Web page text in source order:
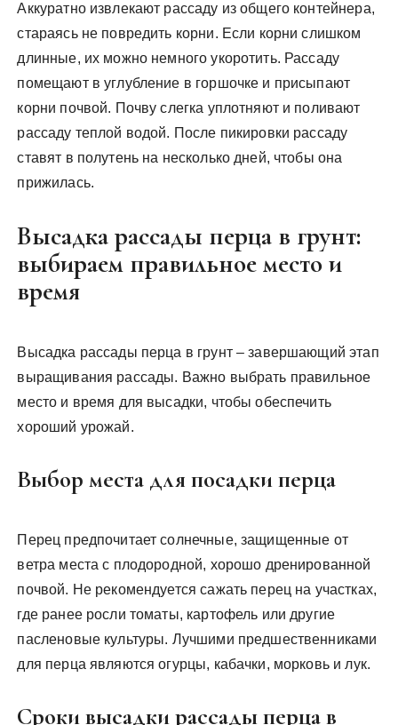
Аккуратно извлекают рассаду из общего контейнера,
стараясь не повредить корни. Если корни слишком
длинные, их можно немного укоротить. Рассаду
помещают в углубление в горшочке и присыпают
корни почвой. Почву слегка уплотняют и поливают
рассаду теплой водой. После пикировки рассаду
ставят в полутень на несколько дней, чтобы она
прижилась.
Высадка рассады перца в грунт:
выбираем правильное место и
время
Высадка рассады перца в грунт – завершающий этап
выращивания рассады. Важно выбрать правильное
место и время для высадки, чтобы обеспечить
хороший урожай.
Выбор места для посадки перца
Перец предпочитает солнечные, защищенные от
ветра места с плодородной, хорошо дренированной
почвой. Не рекомендуется сажать перец на участках,
где ранее росли томаты, картофель или другие
пасленовые культуры. Лучшими предшественниками
для перца являются огурцы, кабачки, морковь и лук.
Сроки высадки рассады перца в